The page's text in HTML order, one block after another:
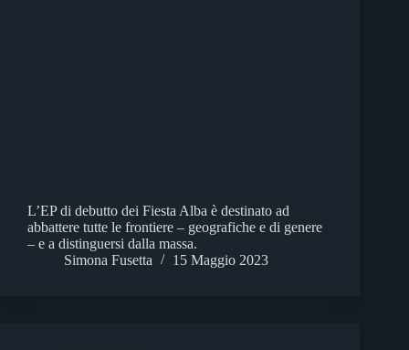
L’EP di debutto dei Fiesta Alba è destinato ad
abbattere tutte le frontiere – geografiche e di genere
– e a distinguersi dalla massa.
Simona Fusetta
15 Maggio 2023